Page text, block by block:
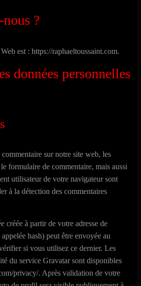
?
est : https://raphaeltoussaint.com.
données personnelles
sur notre site web, les
formulaire de commentaire, mais aussi
utilisateur de votre navigateur sont
à la détection des commentaires
créée à partir de votre adresse de
hash) peut être envoyée au
si vous utilisez ce dernier. Les
du service Gravatar sont disponibles
privacy/. Après validation de votre